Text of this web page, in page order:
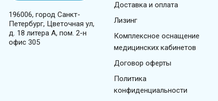
196006, город Санкт-
Петербург, Цветочная ул,
д. 18 литера А, пом. 2-н
офис 305
Доставка и оплата
Лизинг
Комплексное оснащение
медицинских кабинетов
Договор оферты
Политика
конфиденциальности